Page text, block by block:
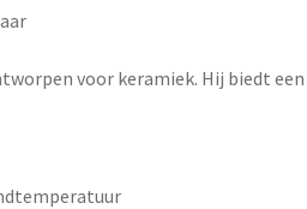
voor keramiek. Hij biedt